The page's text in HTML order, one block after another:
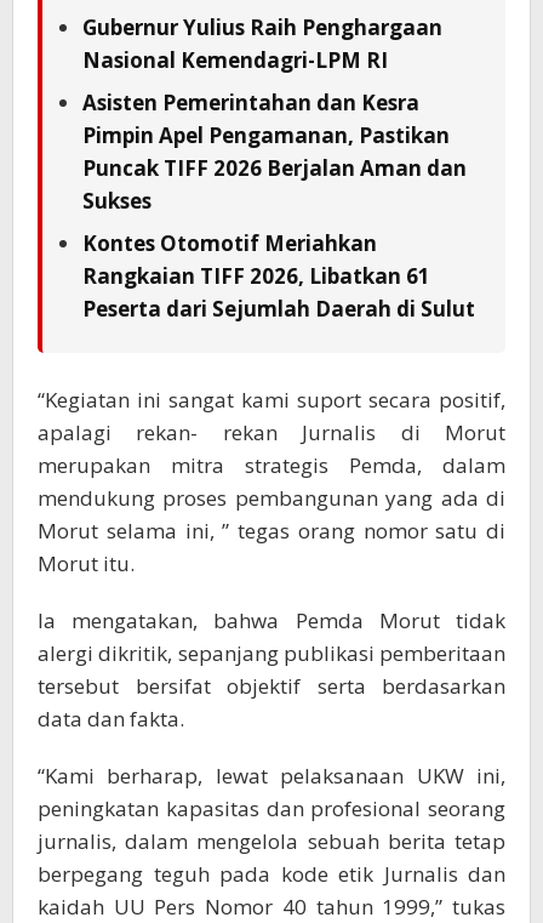
Gubernur Yulius Raih Penghargaan
Nasional Kemendagri-LPM RI
Asisten Pemerintahan dan Kesra
Pimpin Apel Pengamanan, Pastikan
Puncak TIFF 2026 Berjalan Aman dan
Sukses
Kontes Otomotif Meriahkan
Rangkaian TIFF 2026, Libatkan 61
Peserta dari Sejumlah Daerah di Sulut
“Kegiatan ini sangat kami suport secara positif,
apalagi rekan- rekan Jurnalis di Morut
merupakan mitra strategis Pemda, dalam
mendukung proses pembangunan yang ada di
Morut selama ini, ” tegas orang nomor satu di
Morut itu.
Ia mengatakan, bahwa Pemda Morut tidak
alergi dikritik, sepanjang publikasi pemberitaan
tersebut bersifat objektif serta berdasarkan
data dan fakta.
“Kami berharap, lewat pelaksanaan UKW ini,
peningkatan kapasitas dan profesional seorang
jurnalis, dalam mengelola sebuah berita tetap
berpegang teguh pada kode etik Jurnalis dan
kaidah UU Pers Nomor 40 tahun 1999,” tukas